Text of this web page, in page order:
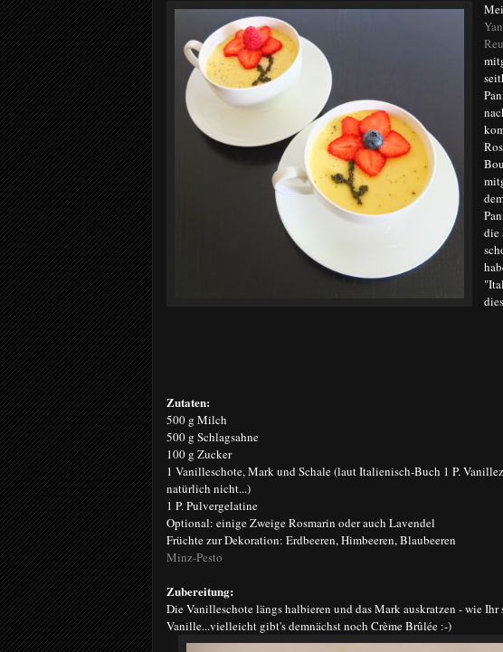
die
Zutaten:
500 g Milch
500 g Schlagsahne
100 g Zucker
1 Vanilleschote, Mark und Schale (laut Italienisch-Buch 1 P.
natürlich nicht...)
1 P. Pulvergelatine
Optional: einige Zweige Rosmarin oder auch Lavendel
Früchte zur Dekoration: Erdbeeren, Himbeeren, Blaubeeren
Minz-Pesto
Zubereitung:
Die Vanilleschote längs halbieren und das Mark auskratzen - wie
Vanille...vielleicht gibt's demnächst noch Crème Brûlée :-)